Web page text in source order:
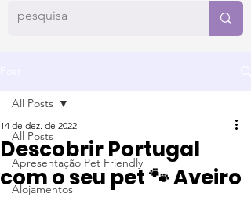
All Posts
Apresentação Pet Friendly
Alojamentos
All Posts
Descobrir Portugal
com o seu pet 🐾 Aveiro
14 de dez. de 2022